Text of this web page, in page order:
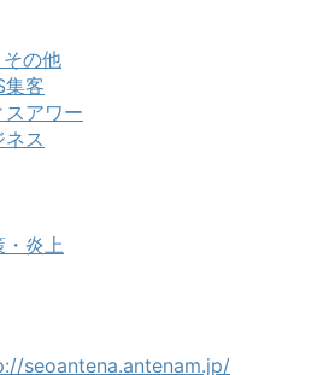
の他
集客
スアワー
ス
・炎上
seoantena.antenam.jp/